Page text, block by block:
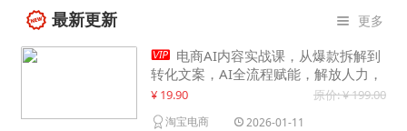
最新更新  更多
 电商AI内容实战课，从爆款拆解到
转化文案，AI全流程赋能，解放人力，
单月节省内容成本数万元
¥ 19.90 原价: ¥ 199.00
淘宝电商 2026-01-11